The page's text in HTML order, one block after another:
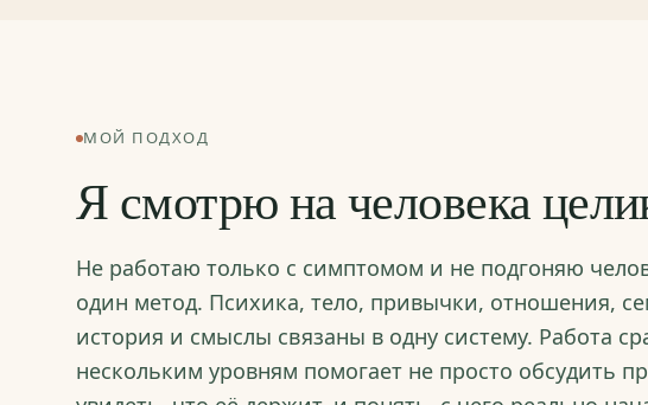
МОЙ ПОДХОД
Я смотрю на человека
Не работаю только с симптомом и не подгоняю
один метод. Психика, тело, привычки, отношения,
история и смыслы связаны в одну систему. Работа
нескольким уровням помогает не просто обсудить